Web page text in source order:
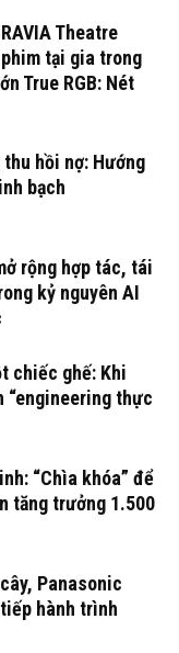
Theatre
tại gia trong
True RGB: Nét
hồi nợ: Hướng
bạch
rộng hợp tác, tái
kỷ nguyên AI
chiếc ghế: Khi
“engineering thực
“Chìa khóa” để
tăng trưởng 1.500
Panasonic
hành trình